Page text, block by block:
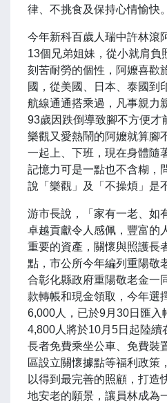
律、不挑食及保持心情愉快。
今年新科百歲人瑞中許林滾
13個兄弟姐妹，從小就肩負
刻苦耐勞的個性，阿嬤喜歡
國，從美國、日本、泰國到
航線通通搭乘過，凡事親力
93歲因跌倒導致腳不方便才
樂觀又愛熱鬧的阿嬤就算腳
一起上、下班，現在身體隨
記憶力可是一點也不含糊，
說「樂觀」及「不操煩」是
游市長說，「家有一老、如
卓越貢獻令人感佩，豐富的
重要的資產，關懷與照護長
點，市公所今年編列重陽敬
合彰化縣政府重陽敬老金一
款轉帳和現金領取，今年選
6,000人，已於9月30日匯入
4,800人將於10月5日起陸續
長者免費乘坐公車、免費裝
區設立關懷據點等福利政策
以得到最完善的照顧，打造
地安老的願景，讓員林成為